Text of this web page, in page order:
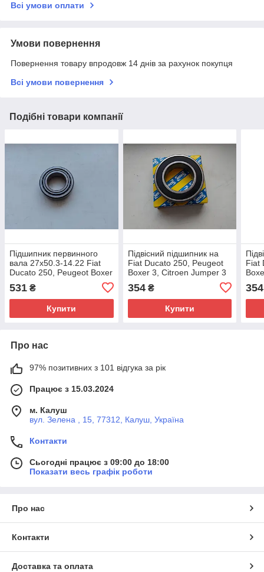
Всі умови оплати
Умови повернення
Повернення товару впродовж 14 днів за рахунок покупця
Всі умови повернення
Подібні товари компанії
Підшипник первинного
вала 27х50.3-14.22 Fiat
Ducato 250, Peugeot Boxer
3, Citroen Jumper 3 (2006-
2014) 2.2/2.3
531 ₴
Купити
Підвісний підшипник на
Fiat Ducato 250, Peugeot
Boxer 3, Citroen Jumper 3
(2006-2014), 9654345980,
324706
354₴
Купити
Fiat
354
Про нас
97% позитивних з 101 відгука за рік
Працює з 15.03.2024
м. Калуш
вул. Зелена , 15, 77312, Калуш, Україна
Контакти
Сьогодні працює з 09:00 до 18:00
Показати весь графік роботи
Про нас
Контакти
Доставка та оплата